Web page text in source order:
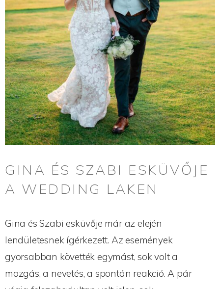
GINA ÉS SZABI ESKÜVŐJE
A WEDDING LAKEN
Gina és Szabi esküvője már az elején
lendületesnek ígérkezett. Az események
gyorsabban követték egymást, sok volt a
mozgás, a nevetés, a spontán reakció. A pár